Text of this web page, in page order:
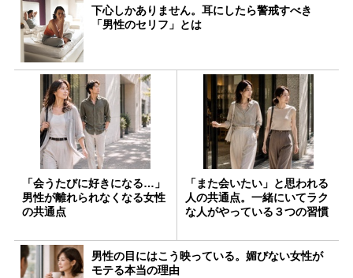
下心しかありません。耳にしたら警戒すべき
「男性のセリフ」とは
「会うたびに好きになる…」
男性が離れられなくなる女性
の共通点
「また会いたい」と思われる
人の共通点。一緒にいてラク
な人がやっている３つの習慣
男性の目にはこう映っている。媚びない女性が
モテる本当の理由